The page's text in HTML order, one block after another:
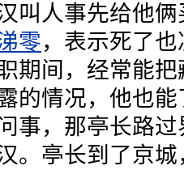
叫人事先给他
零，表示死了
间，经常能把
的情况，他也
事，那亭长路
。亭长到了京